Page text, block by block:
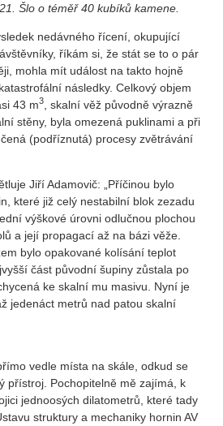
Šlo o téměř 40 kubíků kamene.
nedávného řícení, okupující
říkám si, že stát se to o pár
mohla mít událost na takto hojně
následky. Celkový objem
43 m3
, skalní věž původně výrazně
stěny, byla omezená puklinami a při
(podříznutá) procesy zvětrávání
Jiří Adamovič: „Příčinou bylo
které již celý nestabilní blok zezadu
výškové úrovni odlučnou plochou
a její propagací až na bázi věže.
bylo opakované kolísání teplot
část původní šupiny zůstala po
ke skalní mu masivu. Nyní je
jedenáct metrů nad patou skalní
vedle místa na skále, odkud se
přístroj. Pochopitelně mě zajímá, k
jednoosých dilatometrů, které tady
struktury a mechaniky hornin AV